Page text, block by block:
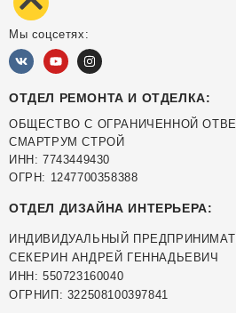
Мы соцсетях:
ОТДЕЛ РЕМОНТА И ОТДЕЛКА:
ОБЩЕСТВО С ОГРАНИЧЕННОЙ
СМАРТРУМ СТРОЙ
ИНН: 7743449430
ОГРН: 1247700358388
ОТДЕЛ ДИЗАЙНА ИНТЕРЬЕРА:
ИНДИВИДУАЛЬНЫЙ
СЕКЕРИН АНДРЕЙ ГЕННАДЬЕВИЧ
ИНН: 550723160040
ОГРНИП: 322508100397841